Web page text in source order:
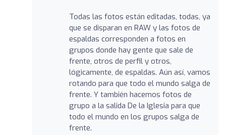
Todas las fotos están editadas, todas, ya
que se disparan en RAW y las fotos de
espaldas corresponden a fotos en
grupos donde hay gente que sale de
frente, otros de perfil y otros,
lógicamente, de espaldas. Aún así, vamos
rotando para que todo el mundo salga de
frente. Y también hacemos fotos de
grupo a la salida De la Iglesia para que
todo el mundo en los grupos salga de
frente.